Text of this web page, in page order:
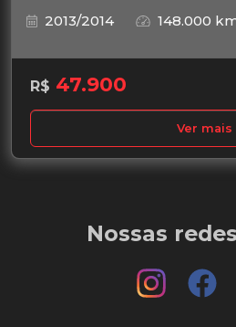
2013/2014
148.000
R$ 47.900
Ver mais
Nossas